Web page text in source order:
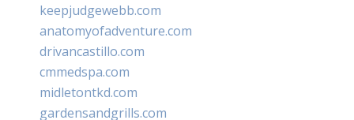
keepjudgewebb.com
anatomyofadventure.com
drivancastillo.com
cmmedspa.com
midletontkd.com
gardensandgrills.com